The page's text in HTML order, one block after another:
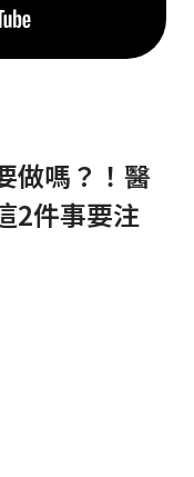
做嗎？！醫
2件事要注